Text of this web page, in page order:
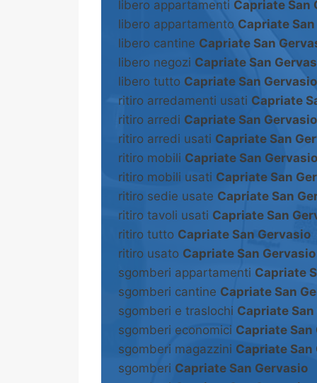
libero appartamenti Capriate San
libero appartamento Capriate
libero cantine Capriate San
libero negozi Capriate San
libero tutto Capriate San Gervasio
ritiro arredamenti usati Capriate
ritiro arredi Capriate San Gervasio
ritiro arredi usati Capriate San
ritiro mobili Capriate San Gervasio
ritiro mobili usati Capriate San
ritiro sedie usate Capriate San
ritiro tavoli usati Capriate San
ritiro tutto Capriate San Gervasio
ritiro usato Capriate San Gervasio
sgomberi appartamenti Capriate
sgomberi cantine Capriate San
sgomberi e traslochi Capriate
sgomberi economici Capriate San
sgomberi magazzini Capriate San
sgomberi Capriate San Gervasio